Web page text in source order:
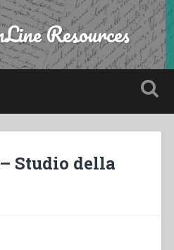
Resources
Studio della